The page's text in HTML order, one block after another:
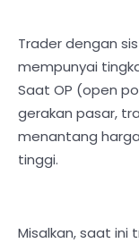
Trader dengan
mempunyai
Saat OP (open
gerakan pasar,
menantang
tinggi.
Misalkan, saat ini